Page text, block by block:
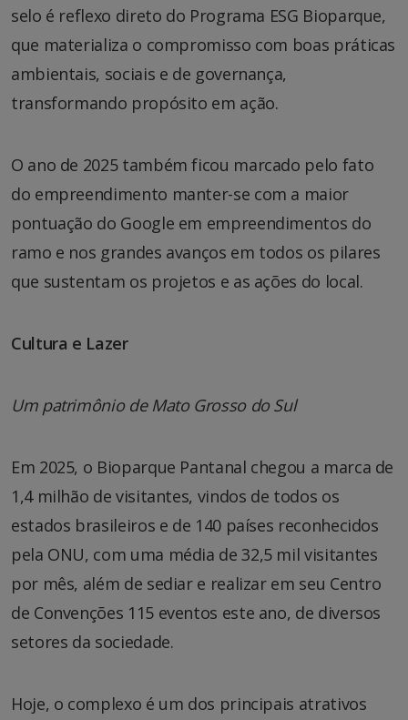
selo é reflexo direto do Programa ESG Bioparque,
que materializa o compromisso com boas práticas
ambientais, sociais e de governança,
transformando propósito em ação.
O ano de 2025 também ficou marcado pelo fato
do empreendimento manter-se com a maior
pontuação do Google em empreendimentos do
ramo e nos grandes avanços em todos os pilares
que sustentam os projetos e as ações do local.
Cultura e Lazer
Um patrimônio de Mato Grosso do Sul
Em 2025, o Bioparque Pantanal chegou a marca de
1,4 milhão de visitantes, vindos de todos os
estados brasileiros e de 140 países reconhecidos
pela ONU, com uma média de 32,5 mil visitantes
por mês, além de sediar e realizar em seu Centro
de Convenções 115 eventos este ano, de diversos
setores da sociedade.
Hoje, o complexo é um dos principais atrativos